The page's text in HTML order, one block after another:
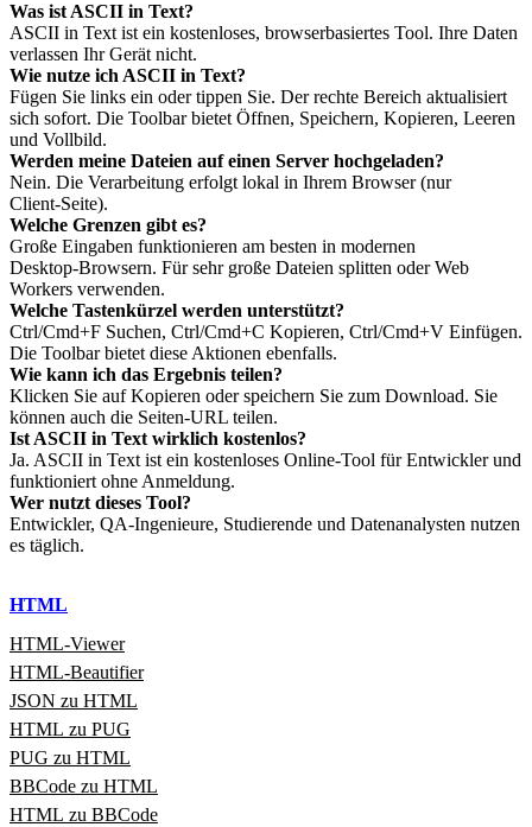
Was ist ASCII in Text?
ASCII in Text ist ein kostenloses, browserbasiertes Tool. Ihre Daten
verlassen Ihr Gerät nicht.
Wie nutze ich ASCII in Text?
Fügen Sie links ein oder tippen Sie. Der rechte Bereich aktualisiert
sich sofort. Die Toolbar bietet Öffnen, Speichern, Kopieren, Leeren
und Vollbild.
Werden meine Dateien auf einen Server hochgeladen?
Nein. Die Verarbeitung erfolgt lokal in Ihrem Browser (nur
Client‑Seite).
Welche Grenzen gibt es?
Große Eingaben funktionieren am besten in modernen
Desktop‑Browsern. Für sehr große Dateien splitten oder Web
Workers verwenden.
Welche Tastenkürzel werden unterstützt?
Ctrl/Cmd+F Suchen, Ctrl/Cmd+C Kopieren, Ctrl/Cmd+V Einfügen.
Die Toolbar bietet diese Aktionen ebenfalls.
Wie kann ich das Ergebnis teilen?
Klicken Sie auf Kopieren oder speichern Sie zum Download. Sie
können auch die Seiten‑URL teilen.
Ist ASCII in Text wirklich kostenlos?
Ja. ASCII in Text ist ein kostenloses Online‑Tool für Entwickler und
funktioniert ohne Anmeldung.
Wer nutzt dieses Tool?
Entwickler, QA‑Ingenieure, Studierende und Datenanalysten nutzen
es täglich.
HTML
HTML‑Viewer
HTML‑Beautifier
JSON zu HTML
HTML zu PUG
PUG zu HTML
BBCode zu HTML
HTML zu BBCode